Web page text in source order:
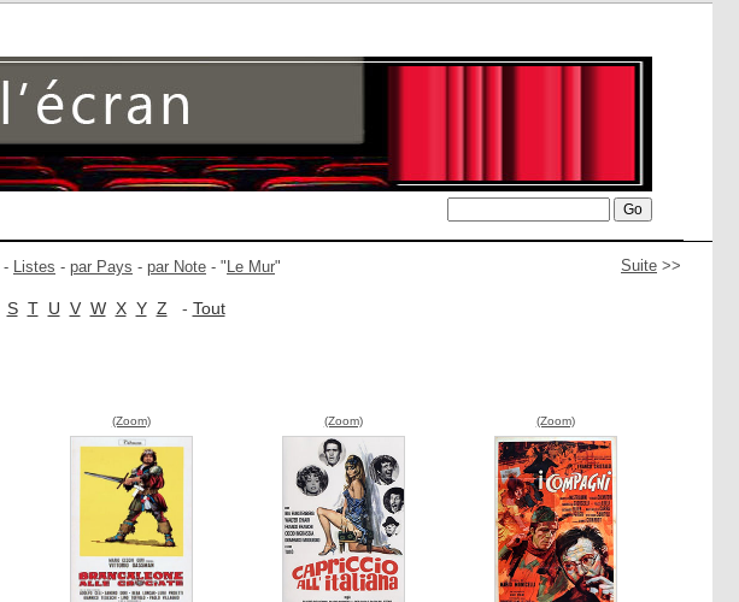
Suite >>
- Listes - par Pays - par Note - " Le Mur"
S T U V W X Y Z - Tout
(Zoom) (Zoom) (Zoom)